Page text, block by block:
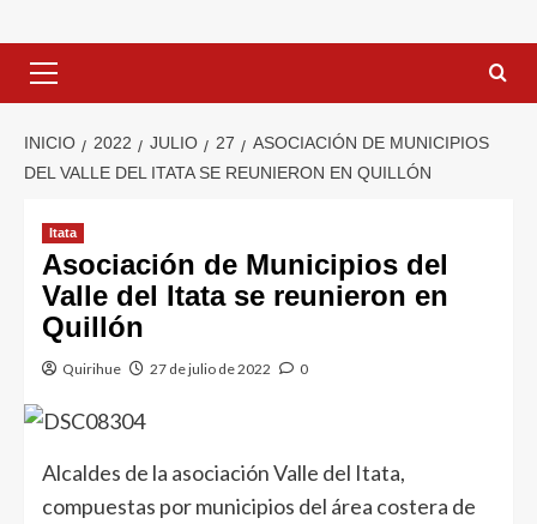
INICIO 2022 JULIO 27
ASOCIACIÓN DE MUNICIPIOS
DEL VALLE DEL ITATA SE REUNIERON EN QUILLÓN
Itata
Asociación de Municipios del
Valle del Itata se reunieron en
Quillón
Quirihue 27 de julio de 2022 0
Alcaldes de la asociación Valle del Itata,
compuestas por municipios del área costera de